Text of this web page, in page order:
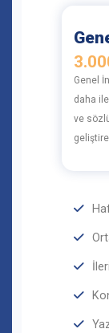
Genel
daha
ve